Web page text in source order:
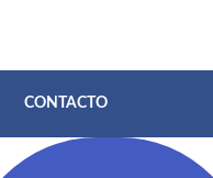
CONTACTO